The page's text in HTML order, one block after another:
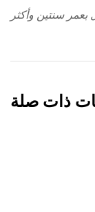
سنتين وأكثر
صلة